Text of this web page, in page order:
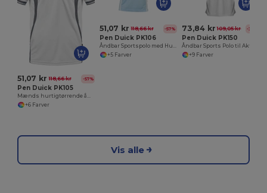
51,07 kr 118,66 kr -57%
Pen Duick PK105
Mænds hurtigtørrende åndbar sportspolo
+6 Farver
51,07 kr 118,66 kr -57%
Pen Duick PK106
Åndbar Sportspolo med Hurtigtørrende Polyester
+5 Farver
73,84 kr 109,05 kr -32%
Pen Duick PK150
+9 Farver
Vis alle